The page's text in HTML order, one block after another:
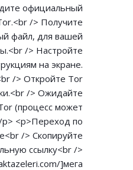
официальный
/> Получите
файл, для вашей
/> Настройте
на экране.
/> Откройте Tor
/> Ожидайте
(процесс может
p> <p>Переход по
/> Скопируйте
ссылку<br />
]мега